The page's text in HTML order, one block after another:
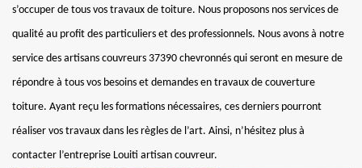
s’occuper de tous vos travaux de toiture. Nous proposons nos services de
qualité au profit des particuliers et des professionnels. Nous avons à notre
service des artisans couvreurs 37390 chevronnés qui seront en mesure de
répondre à tous vos besoins et demandes en travaux de couverture
toiture. Ayant reçu les formations nécessaires, ces derniers pourront
réaliser vos travaux dans les règles de l’art. Ainsi, n’hésitez plus à
contacter l’entreprise Louiti artisan couvreur.